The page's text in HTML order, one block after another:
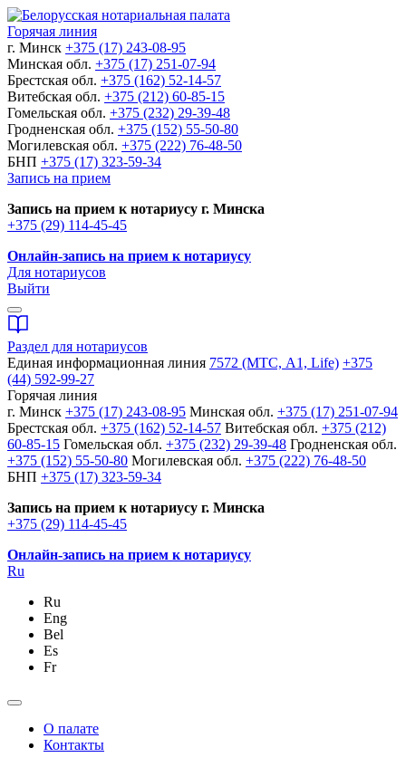
Горячая линия
г. Минск +375 (17) 243-08-95
Минская обл. +375 (17) 251-07-94
Брестская обл. +375 (162) 52-14-57
Витебская обл. +375 (212) 60-85-15
Гомельская обл. +375 (232) 29-39-48
Гродненская обл. +375 (152) 55-50-80
Могилевская обл. +375 (222) 76-48-50
БНП +375 (17) 323-59-34
Запись на прием
Запись на прием к нотариусу г. Минска
+375 (29) 114-45-45
Онлайн-запись на прием к нотариусу
Для нотариусов
Выйти
Раздел для нотариусов
Единая информационная линия 7572 (МТС, A1, Life) +375
(44) 592-99-27
Горячая линия
г. Минск +375 (17) 243-08-95 Минская обл. +375 (17) 251-07-94
Брестская обл. +375 (162) 52-14-57 Витебская обл. +375 (212)
60-85-15 Гомельская обл. +375 (232) 29-39-48 Гродненская обл.
+375 (152) 55-50-80 Могилевская обл. +375 (222) 76-48-50
БНП +375 (17) 323-59-34
Запись на прием к нотариусу г. Минска
+375 (29) 114-45-45
Онлайн-запись на прием к нотариусу
Ru
Ru
Eng
Bel
Es
Fr
О палате
Контакты